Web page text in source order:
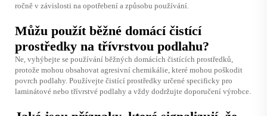
ročně v závislosti na opotřebení a způsobu používání.
Můžu použít běžné domácí čistící
prostředky na třívrstvou podlahu?
Ne, vyhýbejte se používání běžných domácích čistících prostředků,
protože mohou obsahovat agresivní chemikálie, které mohou poškodit
povrch podlahy. Používejte čistící prostředky určené specificky pro
laminátové nebo třívrstvé podlahy a vždy dodržujte doporučení výrobce.